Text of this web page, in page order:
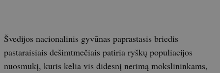
Švedijos nacionalinis gyvūnas paprastasis briedis
pastaraisiais dešimtmečiais patiria ryškų populiacijos
nuosmukį, kuris kelia vis didesnį nerimą mokslininkams,